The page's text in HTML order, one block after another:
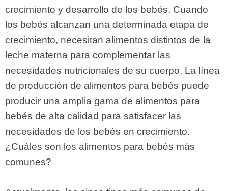
crecimiento y desarrollo de los bebés. Cuando
los bebés alcanzan una determinada etapa de
crecimiento, necesitan alimentos distintos de la
leche materna para complementar las
necesidades nutricionales de su cuerpo. La línea
de producción de alimentos para bebés puede
producir una amplia gama de alimentos para
bebés de alta calidad para satisfacer las
necesidades de los bebés en crecimiento.
¿Cuáles son los alimentos para bebés más
comunes?